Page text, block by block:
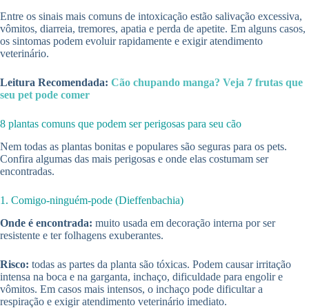
Entre os sinais mais comuns de intoxicação estão salivação excessiva,
vômitos, diarreia, tremores, apatia e perda de apetite. Em alguns casos,
os sintomas podem evoluir rapidamente e exigir atendimento
veterinário.
Leitura Recomendada: Cão chupando manga? Veja 7 frutas que
seu pet pode comer
8 plantas comuns que podem ser perigosas para seu cão
Nem todas as plantas bonitas e populares são seguras para os pets.
Confira algumas das mais perigosas e onde elas costumam ser
encontradas.
1. Comigo-ninguém-pode (Dieffenbachia)
Onde é encontrada: muito usada em decoração interna por ser
resistente e ter folhagens exuberantes.
Risco: todas as partes da planta são tóxicas. Podem causar irritação
intensa na boca e na garganta, inchaço, dificuldade para engolir e
vômitos. Em casos mais intensos, o inchaço pode dificultar a
respiração e exigir atendimento veterinário imediato.